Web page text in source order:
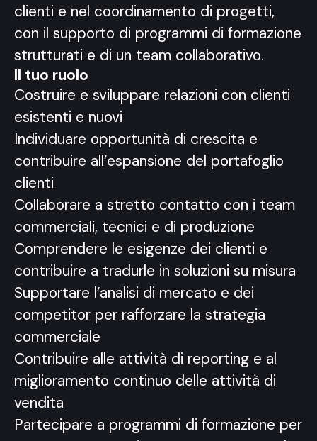
clienti e nel coordinamento di progetti,
con il supporto di programmi di formazione
strutturati e di un team collaborativo.
Il tuo ruolo
Costruire e sviluppare relazioni con clienti
esistenti e nuovi
Individuare opportunità di crescita e
contribuire all’espansione del portafoglio
clienti
Collaborare a stretto contatto con i team
commerciali, tecnici e di produzione
Comprendere le esigenze dei clienti e
contribuire a tradurle in soluzioni su misura
Supportare l’analisi di mercato e dei
competitor per rafforzare la strategia
commerciale
Contribuire alle attività di reporting e al
miglioramento continuo delle attività di
vendita
Partecipare a programmi di formazione per